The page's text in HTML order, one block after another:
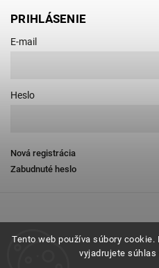
Tento web používa súbory
vyjadrujete
PRIHLÁSENIE
E-mail
Heslo
Nová registrácia
Zabudnuté heslo